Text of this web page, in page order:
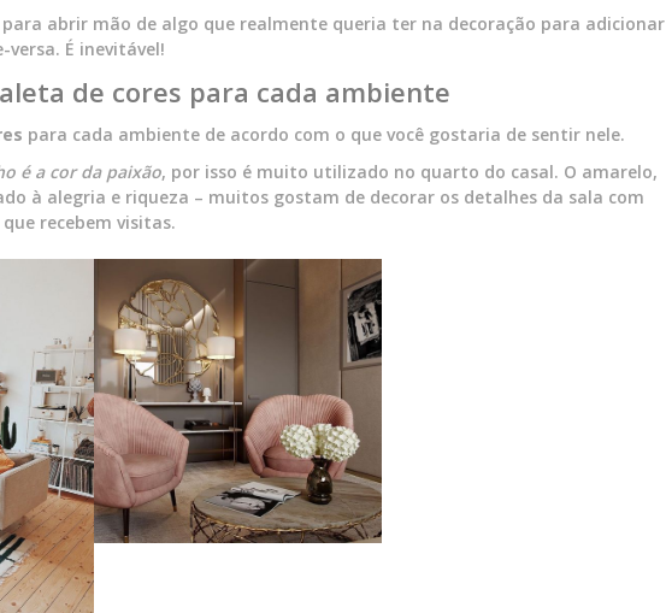
abrir mão de algo que realmente queria ter na decoração para adicionar
versa. É inevitável!
de cores para cada ambiente
para cada ambiente de acordo com o que você gostaria de sentir nele.
é a cor da paixão, por isso é muito utilizado no quarto do casal. O amarelo,
à alegria e riqueza – muitos gostam de decorar os detalhes da sala com
recebem visitas.